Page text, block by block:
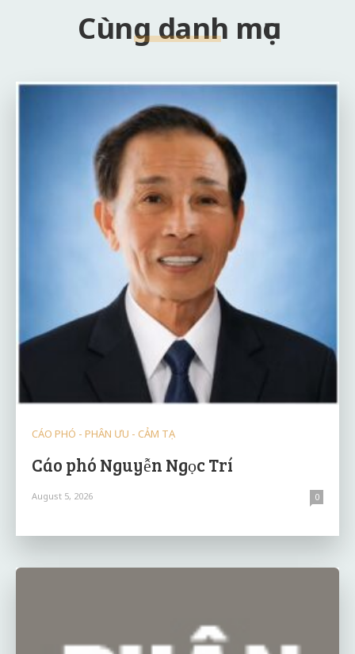
Cùng danh mục
CÁO PHÓ - PHÂN ƯU - CẢM TẠ
Cáo phó Nguyễn Ngọc Trí
August 5, 2026 0